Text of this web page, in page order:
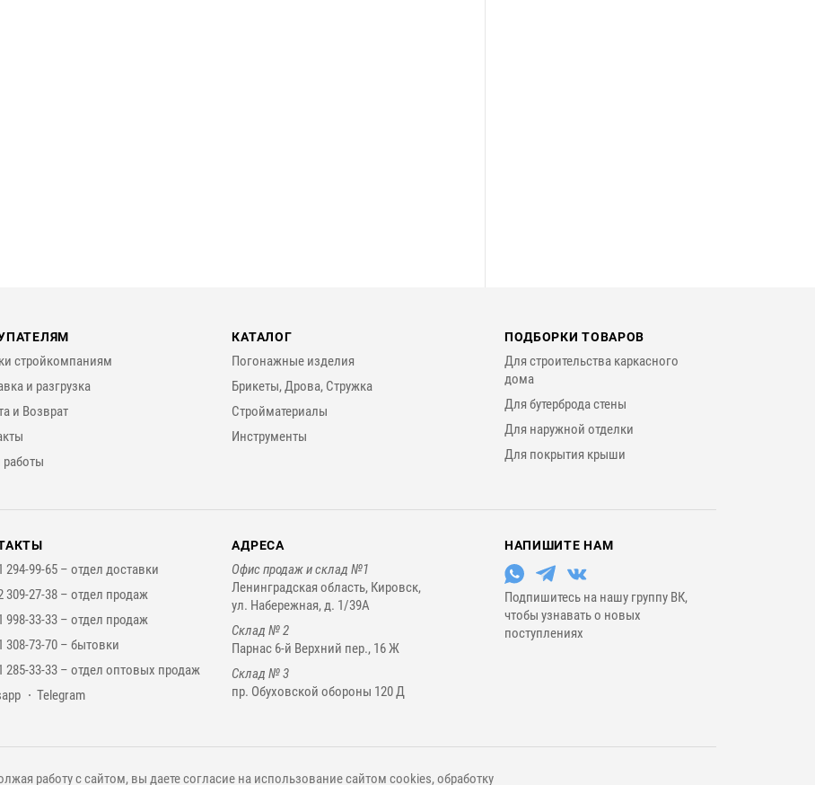
стройкомпаниям
и разгрузка
и Возврат
КАТАЛОГ
Погонажные изделия
Брикеты, Дрова, Стружка
Стройматериалы
Инструменты
ПОДБОРКИ ТОВАРОВ
Для строительства каркасного
дома
Для бутерброда стены
Для наружной отделки
Для покрытия крыши
294-99-65 –отдел доставки
309-27-38 –отдел продаж
998-33-33 –отдел продаж
308-73-70 –бытовки
285-33-33 –отдел оптовых продаж
Telegram
АДРЕСА
Офис продаж и склад №1
Ленинградская область, Кировск,
ул. Набережная, д. 1/39А
Склад № 2
Парнас 6-й Верхний пер., 16 Ж
Склад № 3
пр. Обуховской обороны 120 Д
НАПИШИТЕ НАМ
Подпишитесь на нашу группу ВК,
чтобы узнавать о новых
поступлениях
работу с сайтом, вы даете согласие на использование сайтом cookies, обработку